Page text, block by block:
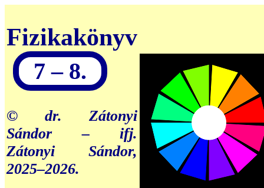
Fizikakönyv
7 – 8.
© dr. Zátonyi
Sándor – ifj.
Zátonyi Sándor,
2025–2026.